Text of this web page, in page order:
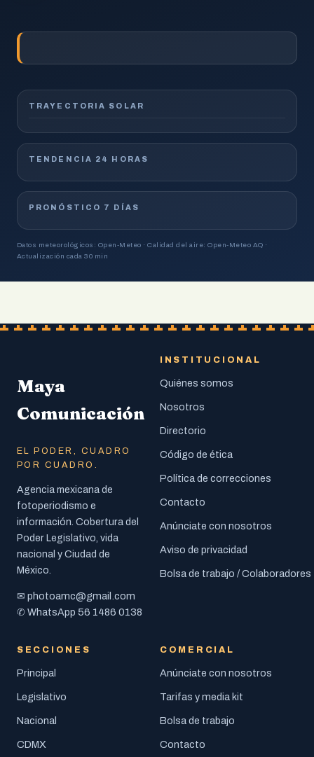
TRAYECTORIA SOLAR
TENDENCIA 24 HORAS
PRONÓSTICO 7 DÍAS
Datos meteorológicos: Open-Meteo · Calidad del aire: Open-Meteo AQ ·
Actualización cada 30 min
Maya
Comunicación
EL PODER, CUADRO
POR CUADRO.
Agencia mexicana de
fotoperiodismo e
información. Cobertura del
Poder Legislativo, vida
nacional y Ciudad de
México.
✉ photoamc@gmail.com
✆ WhatsApp 56 1486 0138
INSTITUCIONAL
Quiénes somos
Nosotros
Directorio
Código de ética
Política de correcciones
Contacto
Anúnciate con nosotros
Aviso de privacidad
Bolsa de trabajo / Colaboradores
SECCIONES
Principal
Legislativo
Nacional
CDMX
COMERCIAL
Anúnciate con nosotros
Tarifas y media kit
Bolsa de trabajo
Contacto